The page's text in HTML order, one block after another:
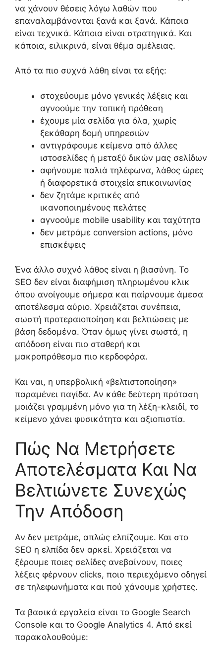
να χάνουν θέσεις λόγω λαθών που
επαναλαμβάνονται ξανά και ξανά. Κάποια
είναι τεχνικά. Κάποια είναι στρατηγικά. Και
κάποια, ειλικρινά, είναι θέμα αμέλειας.
Από τα πιο συχνά λάθη είναι τα εξής:
στοχεύουμε μόνο γενικές λέξεις και
αγνοούμε την τοπική πρόθεση
έχουμε μία σελίδα για όλα, χωρίς
ξεκάθαρη δομή υπηρεσιών
αντιγράφουμε κείμενα από άλλες
ιστοσελίδες ή μεταξύ δικών μας σελίδων
αφήνουμε παλιά τηλέφωνα, λάθος ώρες
ή διαφορετικά στοιχεία επικοινωνίας
δεν ζητάμε κριτικές από
ικανοποιημένους πελάτες
αγνοούμε mobile usability και ταχύτητα
δεν μετράμε conversion actions, μόνο
επισκέψεις
Ένα άλλο συχνό λάθος είναι η βιασύνη. Το
SEO δεν είναι διαφήμιση πληρωμένου κλικ
όπου ανοίγουμε σήμερα και παίρνουμε άμεσα
αποτέλεσμα αύριο. Χρειάζεται συνέπεια,
σωστή προτεραιοποίηση και βελτιώσεις με
βάση δεδομένα. Όταν όμως γίνει σωστά, η
απόδοση είναι πιο σταθερή και
μακροπρόθεσμα πιο κερδοφόρα.
Και ναι, η υπερβολική «βελτιστοποίηση»
παραμένει παγίδα. Αν κάθε δεύτερη πρόταση
μοιάζει γραμμένη μόνο για τη λέξη-κλειδί, το
κείμενο χάνει φυσικότητα και αξιοπιστία.
Πώς Να Μετρήσετε
Αποτελέσματα Και Να
Βελτιώνετε Συνεχώς
Την Απόδοση
Αν δεν μετράμε, απλώς ελπίζουμε. Και στο
SEO η ελπίδα δεν αρκεί. Χρειάζεται να
ξέρουμε ποιες σελίδες ανεβαίνουν, ποιες
λέξεις φέρνουν clicks, ποιο περιεχόμενο οδηγεί
σε τηλεφωνήματα και πού χάνουμε χρήστες.
Τα βασικά εργαλεία είναι το Google Search
Console και το Google Analytics 4. Από εκεί
παρακολουθούμε: